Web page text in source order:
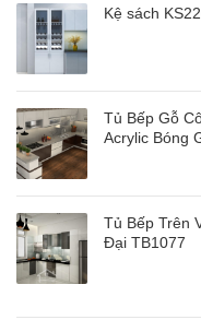
Kệ sách
Tủ Bếp Gỗ
Acrylic Bóng
Tủ Bếp Trên
Đại TB1077